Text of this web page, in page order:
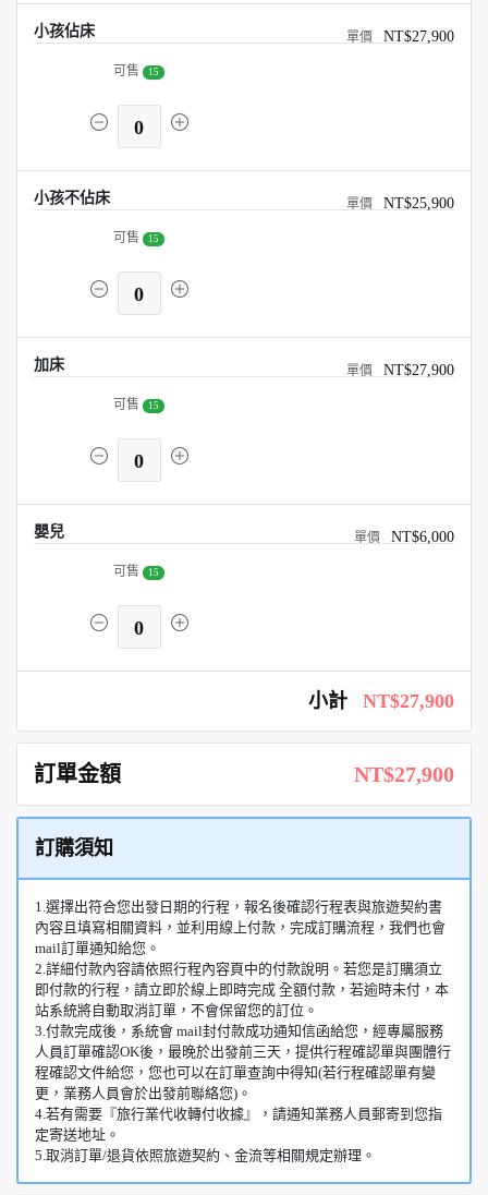
小孩佔床 NT$27,900
可售 15
0
小孩不佔床 NT$25,900
可售 15
0
加床 NT$27,900
可售 15
0
嬰兒 NT$6,000
可售 15
0
小計 NT$27,900
訂單金額 NT$27,900
訂購須知
1.選擇出符合您出發日期的行程，報名後確認行程表與旅遊契約書
內容且填寫相關資料，並利用線上付款，完成訂購流程，我們也會
mail訂單通知給您。
2.詳細付款內容請依照行程內容頁中的付款說明。若您是訂購須立
即付款的行程，請立即於線上即時完成 全額付款，若逾時未付，本
站系統將自動取消訂單，不會保留您的訂位。
3.付款完成後，系統會 mail封付款成功通知信函給您，經專屬服務
人員訂單確認OK後，最晚於出發前三天，提供行程確認單與團體行
程確認文件給您，您也可以在訂單查詢中得知(若行程確認單有變
更，業務人員會於出發前聯絡您)。
4.若有需要『旅行業代收轉付收據』，請通知業務人員郵寄到您指
定寄送地址。
5.取消訂單/退貨依照旅遊契約、金流等相關規定辦理。